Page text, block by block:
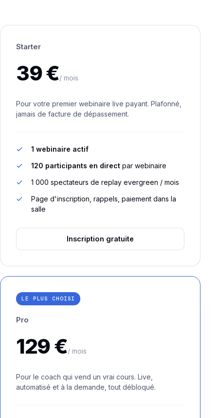
Starter
39 €/ mois
Pour votre premier webinaire live payant. Plafonné,
jamais de facture de dépassement.
1 webinaire actif
120 participants en direct par webinaire
1 000 spectateurs de replay evergreen / mois
Page d'inscription, rappels, paiement dans la
salle
Inscription gratuite
LE PLUS CHOISI
Pro
129 €/ mois
Pour le coach qui vend un vrai cours. Live,
automatisé et à la demande, tout débloqué.